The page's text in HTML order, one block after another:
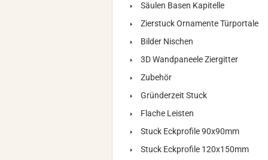
Säulen Basen Kapitelle
Zierstuck Ornamente Türportale
Bilder Nischen
3D Wandpaneele Ziergitter
Zubehör
Gründerzeit Stuck
Flache Leisten
Stuck Eckprofile 90x90mm
Stuck Eckprofile 120x150mm